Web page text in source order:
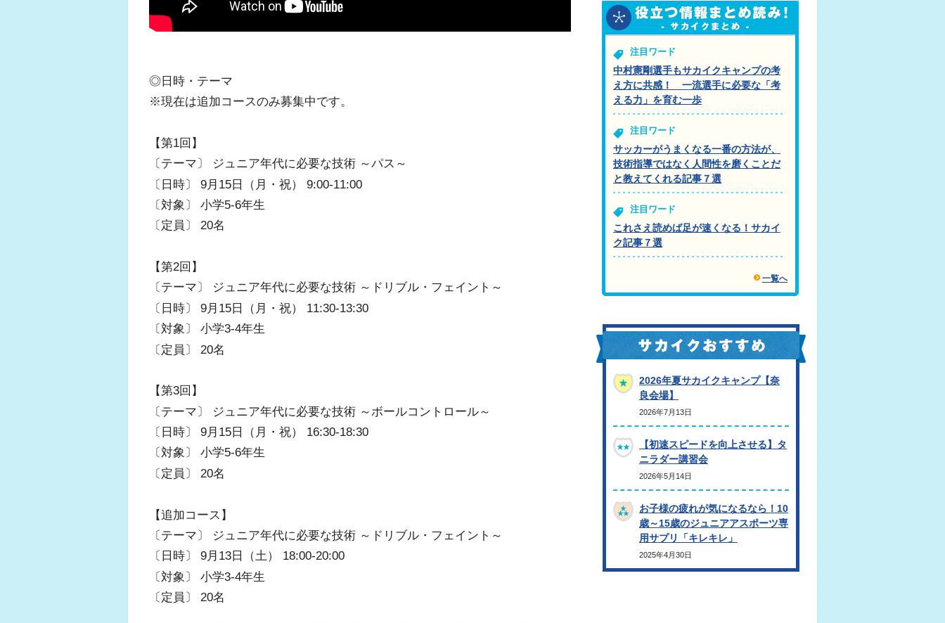
◎日時・テーマ
※現在は追加コースのみ募集中です。
【第1回】
〔テーマ〕 ジュニア年代に必要な技術 ～パス～
〔日時〕 9月15日（月・祝） 9:00-11:00
〔対象〕 小学5-6年生
〔定員〕 20名
【第2回】
〔テーマ〕 ジュニア年代に必要な技術 ～ドリブル・フェイント～
〔日時〕 9月15日（月・祝） 11:30-13:30
〔対象〕 小学3-4年生
〔定員〕 20名
【第3回】
〔テーマ〕 ジュニア年代に必要な技術 ～ボールコントロール～
〔日時〕 9月15日（月・祝） 16:30-18:30
〔対象〕 小学5-6年生
〔定員〕 20名
【追加コース】
〔テーマ〕 ジュニア年代に必要な技術 ～ドリブル・フェイント～
〔日時〕 9月13日（土） 18:00-20:00
〔対象〕 小学3-4年生
〔定員〕 20名
注目ワード
中村憲剛選手もサカイクキャンプの考
え方に共感！ 一流選手に必要な「考
える力」を育む一歩
注目ワード
サッカーがうまくなる一番の方法が、
技術指導ではなく人間性を磨くことだ
と教えてくれる記事７選
注目ワード
これさえ読めば足が速くなる！サカイ
ク記事７選
一覧へ
2026年夏サカイクキャンプ【奈
良会場】
2026年7月13日
【初速スピードを向上させる】タ
ニラダー講習会
2026年5月14日
お子様の疲れが気になるなら！10
歳～15歳のジュニアアスポーツ専
用サプリ「キレキレ」
2025年4月30日